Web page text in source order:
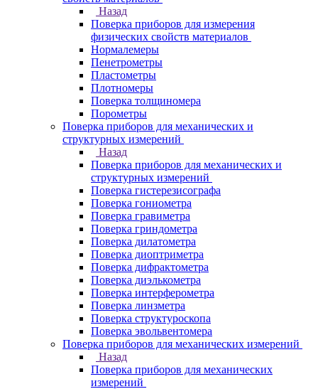
Назад
Поверка приборов для измерения
физических свойств материалов
Нормалемеры
Пенетрометры
Пластометры
Плотномеры
Поверка толщиномера
Порометры
Поверка приборов для механических и
структурных измерений
Назад
Поверка приборов для механических и
структурных измерений
Поверка гистерезисографа
Поверка гониометра
Поверка гравиметра
Поверка гриндометра
Поверка дилатометра
Поверка диоптриметра
Поверка дифрактометра
Поверка диэлькометра
Поверка интерферометра
Поверка линзметра
Поверка структуроскопа
Поверка эвольвентомера
Поверка приборов для механических измерений
Назад
Поверка приборов для механических
измерений